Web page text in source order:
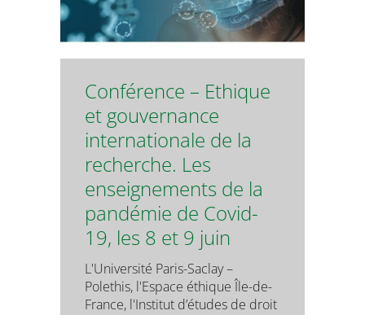
Conférence – Ethique
et gouvernance
internationale de la
recherche. Les
enseignements de la
pandémie de Covid-
19, les 8 et 9 juin
L'Université Paris-Saclay –
Polethis, l'Espace éthique Île-de-
France, l'Institut d’études de droit